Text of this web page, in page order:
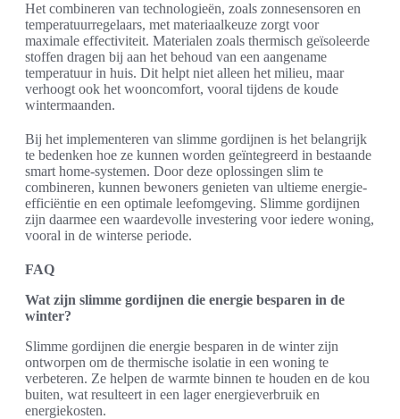
Het combineren van technologieën, zoals zonnesensoren en
temperatuurregelaars, met materiaalkeuze zorgt voor
maximale effectiviteit. Materialen zoals thermisch geïsoleerde
stoffen dragen bij aan het behoud van een aangename
temperatuur in huis. Dit helpt niet alleen het milieu, maar
verhoogt ook het wooncomfort, vooral tijdens de koude
wintermaanden.
Bij het implementeren van slimme gordijnen is het belangrijk
te bedenken hoe ze kunnen worden geïntegreerd in bestaande
smart home-systemen. Door deze oplossingen slim te
combineren, kunnen bewoners genieten van ultieme energie-
efficiëntie en een optimale leefomgeving. Slimme gordijnen
zijn daarmee een waardevolle investering voor iedere woning,
vooral in de winterse periode.
FAQ
Wat zijn slimme gordijnen die energie besparen in de
winter?
Slimme gordijnen die energie besparen in de winter zijn
ontworpen om de thermische isolatie in een woning te
verbeteren. Ze helpen de warmte binnen te houden en de kou
buiten, wat resulteert in een lager energieverbruik en
energiekosten.